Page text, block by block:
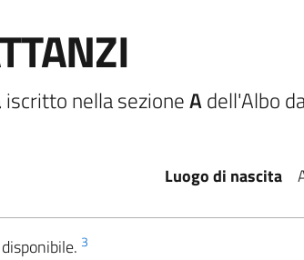
iscritto nella sezioneAdell'Albo
Luogo di nascita
3